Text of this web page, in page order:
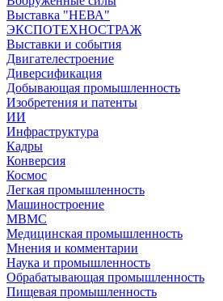
Выставка "НЕВА"
ЭКСПОТЕХНОСТРАЖ
Выставки и события
Двигателестроение
Диверсификация
Добывающая промышленность
Изобретения и патенты
ИИ
Инфраструктура
Кадры
Конверсия
Космос
Легкая промышленность
Машиностроение
МВМС
Медицинская промышленность
Мнения и комментарии
Наука и промышленность
Обрабатывающая промышленность
Пищевая промышленность